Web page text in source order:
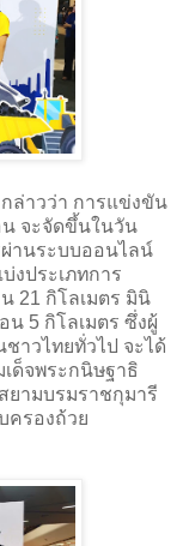
ล่าวว่า การแข่งขัน
น จะจัดขึ้นในวัน
านระบบออนไลน์
งประเภทการ
21 กิโลเมตร มินิ
น 5 กิโลเมตร ซึ่งผู้
าวไทยทั่วไป จะได้
ด็จพระกนิษฐาธิ
ยามบรมราชกุมารี
ครองถ้วย